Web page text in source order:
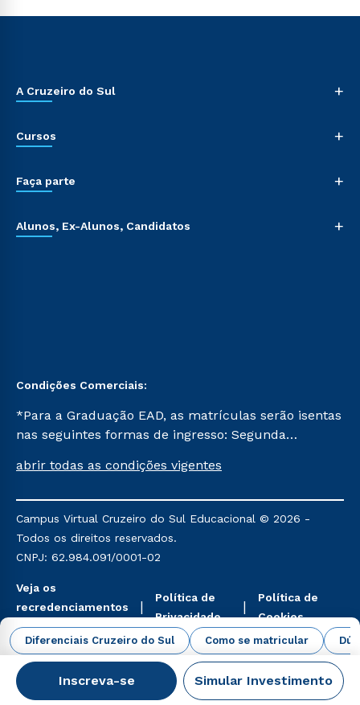
Diferenciais Cruzeiro do Sul Como se matricular
Inscreva-se Simular Investimento
A Cruzeiro do Sul +
Cursos +
Faça parte +
Alunos, Ex-Alunos, Candidatos +
Condições Comerciais:
*Para a Graduação EAD, as matrículas serão isentas
nas seguintes formas de ingresso: Segunda
Já para as demais, a taxa de matrícula será de R$
mencionadas são referentes aos cursos: Ensino
Religioso, Geografia para a Docência e Metodologia
do Ensino de História: Questões Atuais.
abrir todas as condições vigentes
Campus Virtual Cruzeiro do Sul Educacional © 2026 -
Todos os direitos reservados.
CNPJ: 62.984.091/0001-02
Veja os
recredenciamentos
aqui
Política de
Privacidade
Política de
Cookies